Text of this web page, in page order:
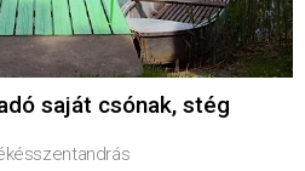
saját csónak, stég